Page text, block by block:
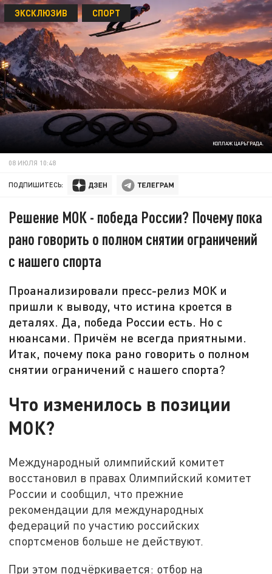
КОЛЛАЖ ЦАРЬГРАДА.
ЭКСКЛЮЗИВ СПОРТ
08 ИЮЛЯ 10:48
ПОДПИШИТЕСЬ:
Решение МОК - победа России? Почему пока
рано говорить о полном снятии ограничений
с нашего спорта
Проанализировали пресс-релиз МОК и
пришли к выводу, что истина кроется в
деталях. Да, победа России есть. Но с
нюансами. Причём не всегда приятными.
Итак, почему пока рано говорить о полном
снятии ограничений с нашего спорта?
Что изменилось в позиции
МОК?
Международный олимпийский комитет
восстановил в правах Олимпийский комитет
России и сообщил, что прежние
рекомендации для международных
федераций по участию российских
спортсменов больше не действуют.
При этом подчёркивается: отбор на